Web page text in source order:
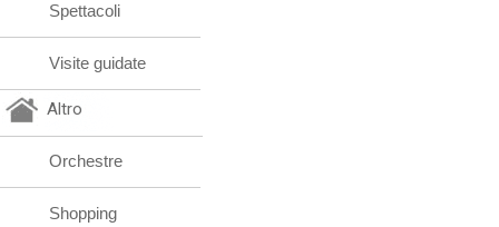
Spettacoli
Visite guidate
Altro
Orchestre
Shopping